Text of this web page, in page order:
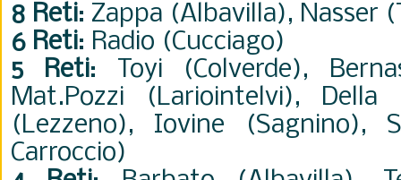
8 Reti: Zappa (Albavilla), Nasser
6 Reti: Radio (Cucciago)
5 Reti: Toyi (Colverde),
Mat.Pozzi (Lariointelvi), Della
(Lezzeno), Iovine (Sagnino),
Carroccio)